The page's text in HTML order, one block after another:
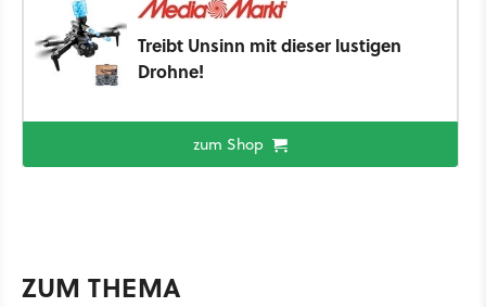
Treibt Unsinn mit dieser lustigen
Drohne!
zum Shop
ZUM THEMA